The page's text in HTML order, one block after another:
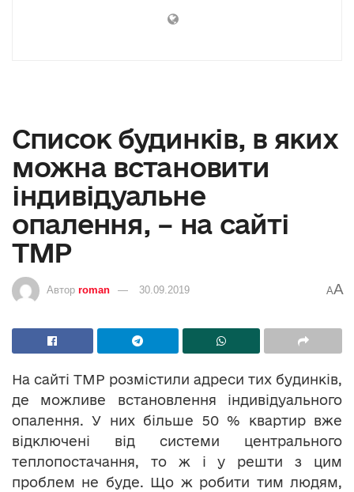
Список будинків, в яких
можна встановити
індивідуальне
опалення, – на сайті
ТМР
Автор roman 30.09.2019 AA
На сайті ТМР розмістили адреси тих будинків,
де можливе встановлення індивідуального
опалення. У них більше 50 % квартир вже
відключені від системи центрального
теплопостачання, то ж і у решти з цим
проблем не буде. Що ж робити тим людям,